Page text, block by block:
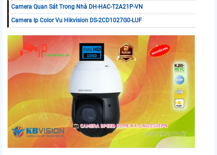
Camera Quan Sát Trong Nhà DH-HAC-T2A21P-VN
Camera Ip Color Vu Hikvision DS-2CD1027G0-LUF